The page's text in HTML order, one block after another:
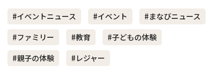
#イベントニュース #イベント
#まなびニュース
#ファミリー
#教育
#子どもの体験
#親子の体験
#レジャー